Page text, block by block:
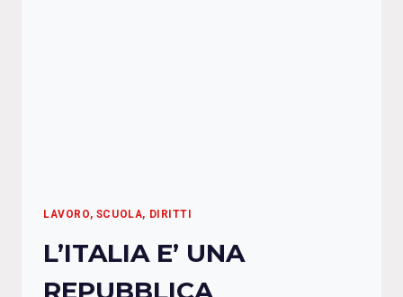
LAVORO, SCUOLA, DIRITTI
L’ITALIA E’ UNA
REPUBBLICA